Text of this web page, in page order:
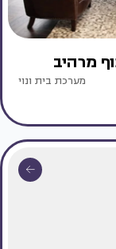
מרהיב
מערכת בית ונוי